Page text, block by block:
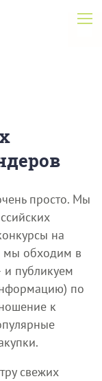
просто. Мы
на
мы обходим в
публикуем
по
к
свежих